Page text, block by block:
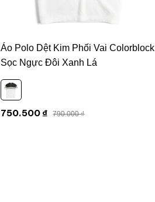
Áo Polo Dệt Kim Phối Vai Colorblock
Sọc Ngực Đôi Xanh Lá
750.500 ₫ 790.000 ₫